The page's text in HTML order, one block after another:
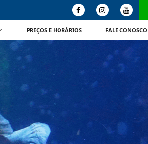
PREÇOS E HORÁRIOS FALE CONOSCO